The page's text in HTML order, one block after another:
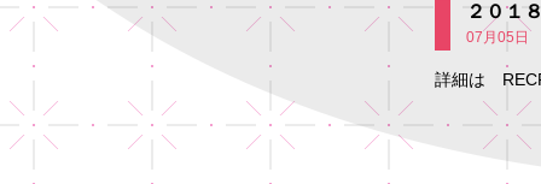
２０１
07月05日
詳細は